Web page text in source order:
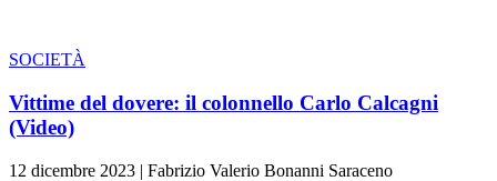
SOCIETÀ
Vittime del dovere: il colonnello Carlo Calcagni
(Video)
12 dicembre 2023 | Fabrizio Valerio Bonanni Saraceno